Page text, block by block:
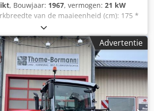
, Bouwjaar: 1967, vermogen: 21 kW
van de maaieenheid (cm): 175 *
(kg): 0 * Inhoud graantank (hl): 6,5 *
0D7758 * Bouwjaar: 1967
8144----Tussentijdse verkoop
WhatsApp-ondersteuning
Tefx Ag Usf Heeft u vragen over
u meer informatie, stuur ons gerust
WhatsApp WhatsApp
Advertentie